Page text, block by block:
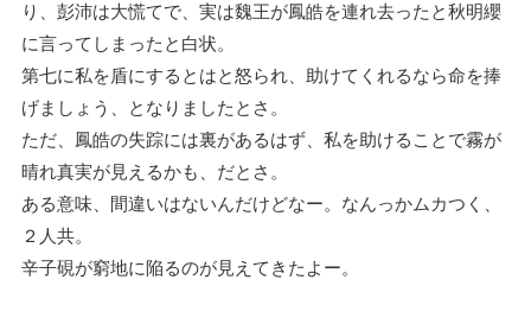
り、彭沛は大慌てで、実は魏王が鳳皓を連れ去ったと秋明纓
に言ってしまったと白状。
第七に私を盾にするとはと怒られ、助けてくれるなら命を捧
げましょう、となりましたとさ。
ただ、鳳皓の失踪には裏があるはず、私を助けることで霧が
晴れ真実が見えるかも、だとさ。
ある意味、間違いはないんだけどなー。なんっかムカつく、
２人共。
辛子硯が窮地に陥るのが見えてきたよー。